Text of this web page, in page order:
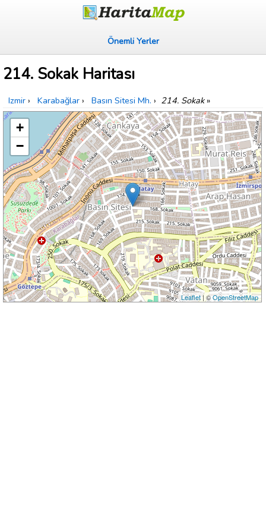
Önemli Yerler
214. Sokak Haritası
Izmir › Karabağlar › Basın Sitesi Mh. › 214. Sokak»
+
−
Leaflet| ©OpenStreetMap